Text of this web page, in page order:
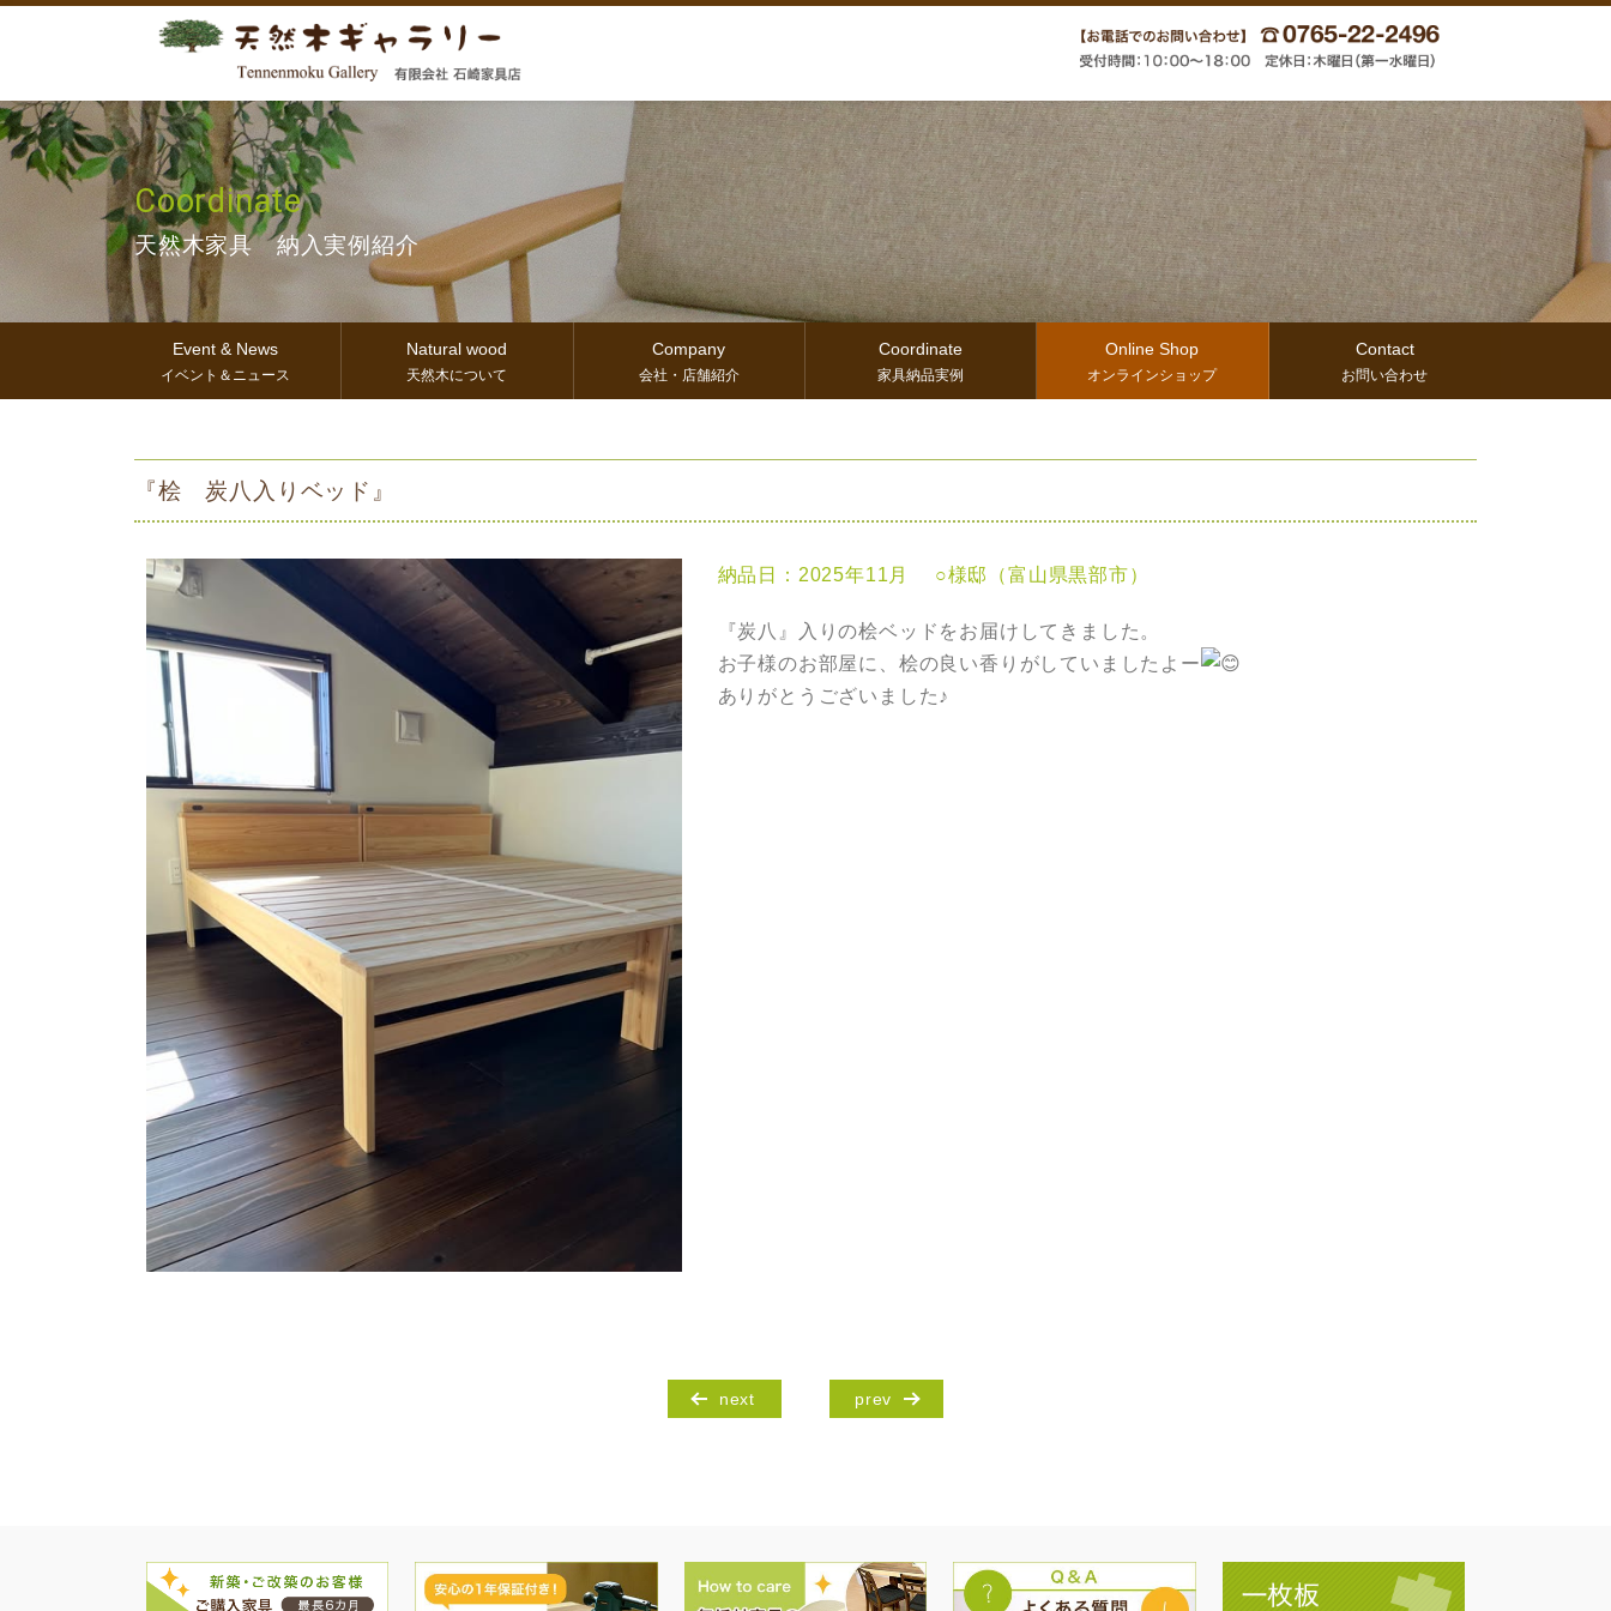
Coordinate
天然木家具 納入実例紹介
Event & News
イベント＆ニュース
Natural wood
天然木について
Company
会社・店舗紹介
Coordinate
家具納品実例
Online Shop
オンラインショップ
Contact
お問い合わせ
『桧 炭八入りベッド』
納品日：2025年11月 ○様邸（富山県黒部市）
『炭八』入りの桧ベッドをお届けしてきました。
お子様のお部屋に、桧の良い香りがしていましたよー
ありがとうございました♪
next prev